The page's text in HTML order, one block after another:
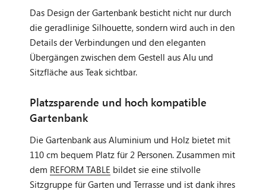
Das Design der Gartenbank besticht nicht nur durch
die geradlinige Silhouette, sondern wird auch in den
Details der Verbindungen und den eleganten
Übergängen zwischen dem Gestell aus Alu und
Sitzfläche aus Teak sichtbar.
Platzsparende und hoch kompatible
Gartenbank
Die Gartenbank aus Aluminium und Holz bietet mit
110 cm bequem Platz für 2 Personen. Zusammen mit
dem REFORM TABLE bildet sie eine stilvolle
Sitzgruppe für Garten und Terrasse und ist dank ihres